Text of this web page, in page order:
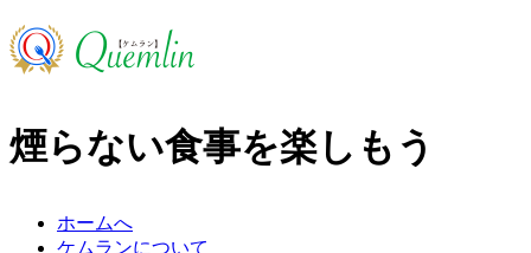
煙らない食事を楽しもう
ホームへ
ケムランについて